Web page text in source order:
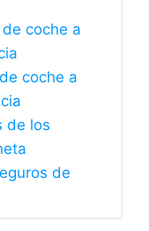
coche a
coche a
de los
de